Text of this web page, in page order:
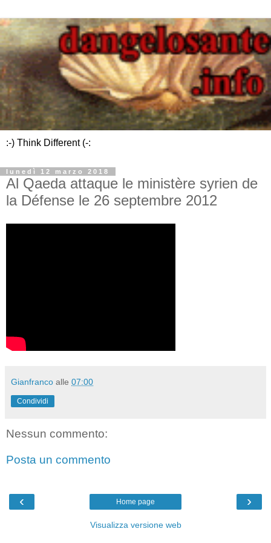
:-) Think Different (-:
lunedì 12 marzo 2018
Al Qaeda attaque le ministère syrien de
la Défense le 26 septembre 2012
Gianfranco alle 07:00
Condividi
Nessun commento:
Posta un commento
‹ ›
Home page
Visualizza versione web